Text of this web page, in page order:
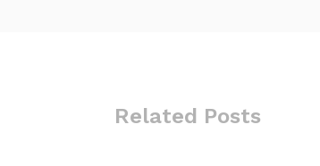
Related Posts